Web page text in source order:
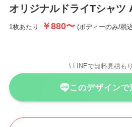
オリジナルドライTシャツ
1枚あたり ￥880〜(ボディーのみ/税
\ LINEで無料見積も
このデザインで